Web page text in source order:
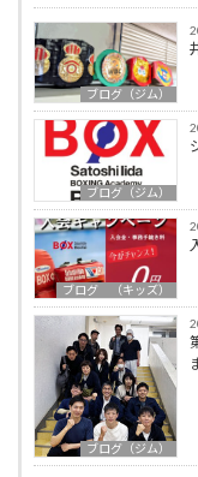
ブログ（ジム）
ブログ（ジム）
ブログ （キッズ）
ブログ（ジム）